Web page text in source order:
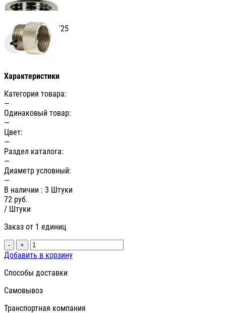
Артикул: СВ001725
Характеристики
Категория товара:
—
Одинаковый товар:
—
Цвет:
—
Раздел каталога:
—
Диаметр условный:
—
В наличии : 3 Штуки
72 руб.
/ Штуки
Заказ от 1 единиц
- +
Добавить в корзину
Способы доставки
Самовывоз
Транспортная компания